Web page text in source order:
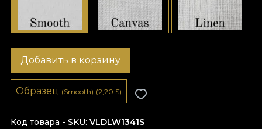
Код товара - SKU VLDLW1341S
Добавить в корзину
Образец (Smooth) (2,20 $)